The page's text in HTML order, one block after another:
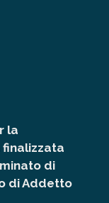
la
finalizzata
di
di Addetto